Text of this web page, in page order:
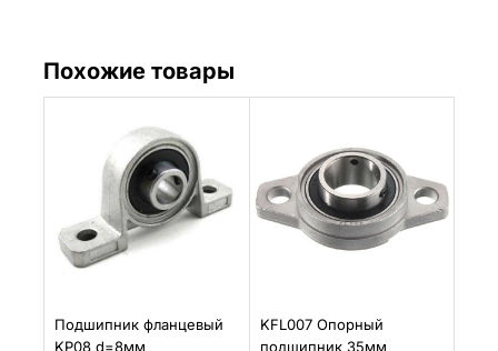
Похожие товары
Подшипник фланцевый
KP08 d=8мм
KFL007 Опорный
подшипник 35мм